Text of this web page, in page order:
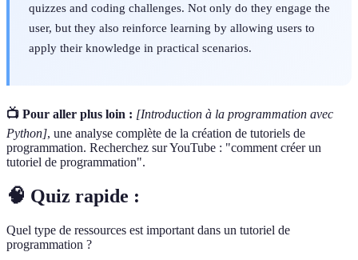
quizzes and coding challenges. Not only do they engage the
user, but they also reinforce learning by allowing users to
apply their knowledge in practical scenarios.
📺 Pour aller plus loin : [Introduction à la programmation avec
Python], une analyse complète de la création de tutoriels de
programmation. Recherchez sur YouTube : "comment créer un
tutoriel de programmation".
🧠 Quiz rapide :
Quel type de ressources est important dans un tutoriel de
programmation ?